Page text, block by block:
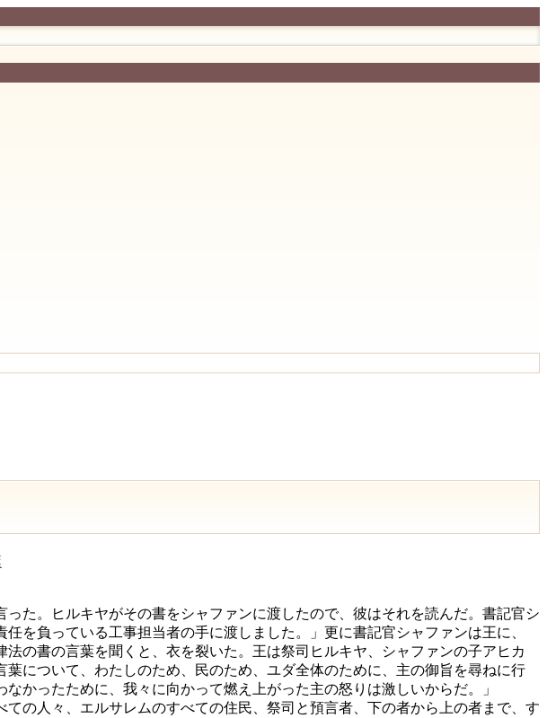
た。ヒルキヤがその書をシャファンに渡したので、彼はそれを読んだ。書記官シ
を負っている工事担当者の手に渡しました。」更に書記官シャファンは王に、
の書の言葉を聞くと、衣を裂いた。王は祭司ヒルキヤ、シャファンの子アヒカ
について、わたしのため、民のため、ユダ全体のために、主の御旨を尋ねに行
かったために、我々に向かって燃え上がった主の怒りは激しいからだ。」
の人々、エルサレムのすべての住民、祭司と預言者、下の者から上の者まで、す